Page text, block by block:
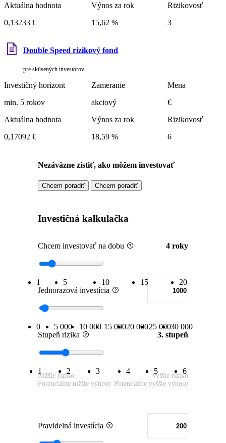
Aktuálna hodnota
0,13233 €
Výnos za rok
15,62 %
Rizikovosť
3
Double Speed rizikový fond
pre skúsených investorov
Investičný horizont
min. 5 rokov
Zameranie
akciový
Mena
€
Aktuálna hodnota
0,17092 €
Výnos za rok
18,59 %
Rizikovosť
6
Nezáväzne zistiť, ako môžem investovať
Chcem poradiť Chcem poradiť
Investičná kalkulačka
Chcem investovať na dobu 4 roky
1 5 10 15
20
Jednorazová investícia
0 5 000 10 000 15 00020 00025 00030 000
Stupeň rizika
3. stupeň
1 2 3 4 5 6
Nižšie riziko
Potenciálne nižšie výnosy
Vyššie riziko
Potenciálne vyššie výnosy
Pravidelná investícia